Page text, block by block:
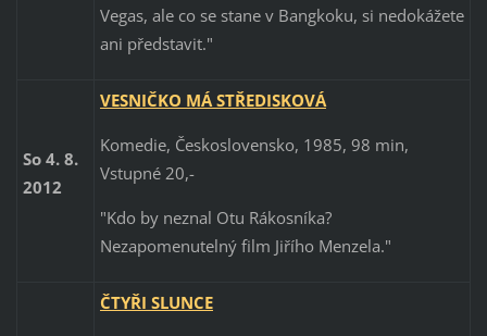
Vegas, ale co se stane v Bangkoku, si nedokážete
ani představit."
So 4. 8.
2012
VESNIČKO MÁ STŘEDISKOVÁ
Komedie, Československo, 1985, 98 min,
Vstupné 20,-
"Kdo by neznal Otu Rákosníka?
Nezapomenutelný film Jiřího Menzela."
ČTYŘI SLUNCE